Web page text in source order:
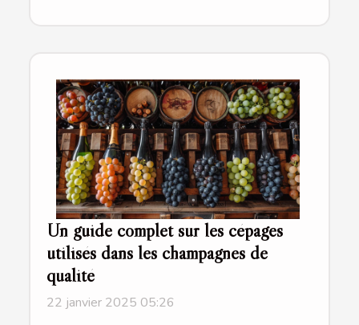
Un guide complet sur les cépages
utilisés dans les champagnes de
qualité
22 janvier 2025 05:26